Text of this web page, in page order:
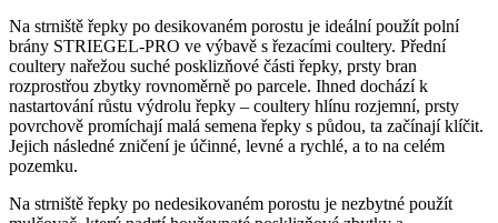
Na strniště řepky po desikovaném porostu je ideální použít polní
brány STRIEGEL‑PRO ve výbavě s řezacími coultery. Přední
coultery nařežou suché posklizňové části řepky, prsty bran
rozprostřou zbytky rovnoměrně po parcele. Ihned dochází k
nastartování růstu výdrolu řepky – coultery hlínu rozjemní, prsty
povrchově promíchají malá semena řepky s půdou, ta začínají klíčit.
Jejich následné zničení je účinné, levné a rychlé, a to na celém
pozemku.
Na strniště řepky po nedesikovaném porostu je nezbytné použít